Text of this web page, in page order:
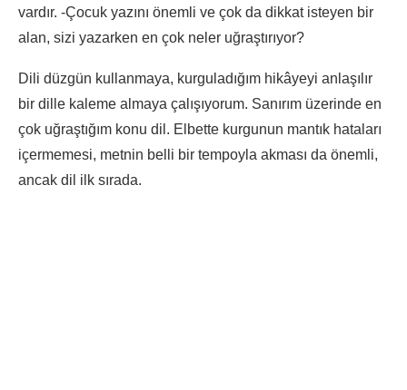
vardır. -Çocuk yazını önemli ve çok da dikkat isteyen bir
alan, sizi yazarken en çok neler uğraştırıyor?
Dili düzgün kullanmaya, kurguladığım hikâyeyi anlaşılır
bir dille kaleme almaya çalışıyorum. Sanırım üzerinde en
çok uğraştığım konu dil. Elbette kurgunun mantık hataları
içermemesi, metnin belli bir tempoyla akması da önemli,
ancak dil ilk sırada.